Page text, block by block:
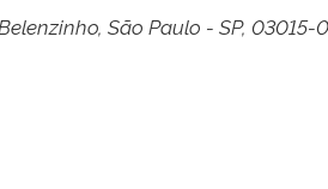
São Paulo - SP, 03015-